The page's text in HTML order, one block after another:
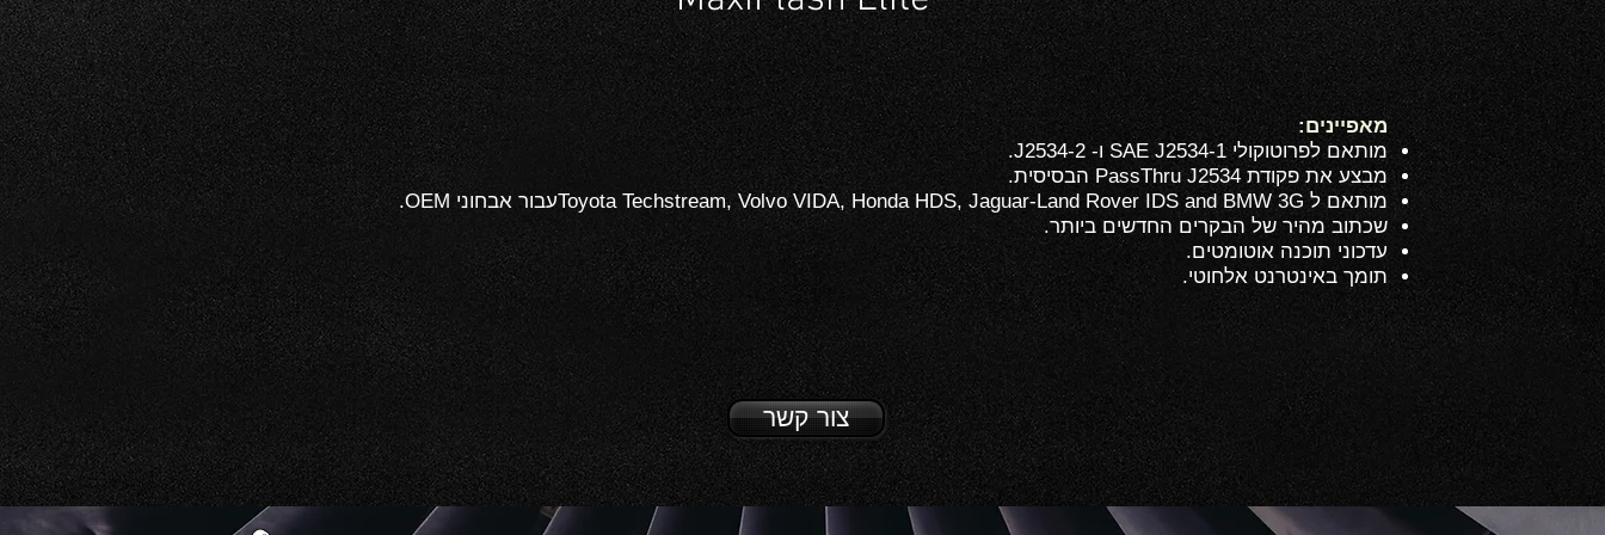
מאפיינים:
מותאם לפרוטוקולי SAE J2534-1 ו- J2534-2.
מבצע את פקודת PassThru J2534 הבסיסית.
מותאם ל Toyota Techstream, Volvo VIDA, Honda HDS, Jaguar-Land Rover IDS and BMW 3Gעבור אבחוני OEM.
שכתוב מהיר של הבקרים החדשים ביותר.
עדכוני תוכנה אוטומטים.
תומך באינטרנט אלחוטי.
צור קשר